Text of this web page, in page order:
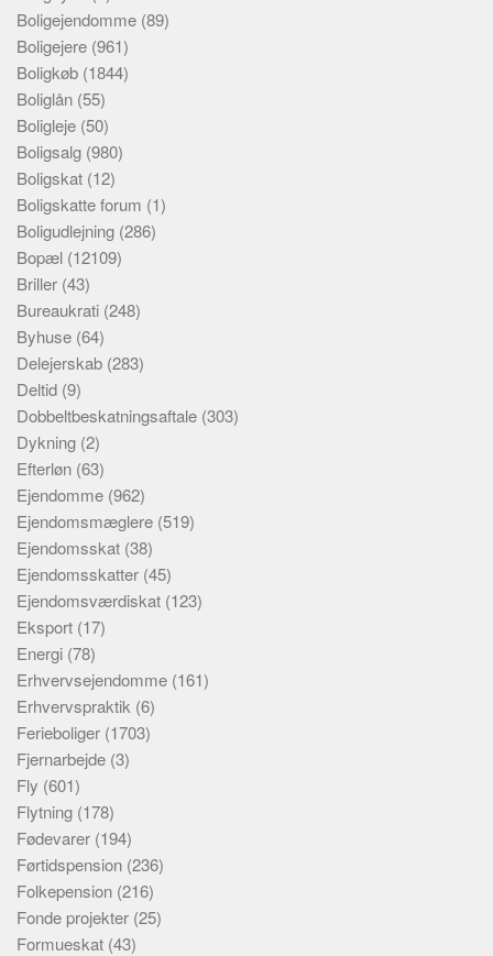
Boligejendomme (89)
Boligejere (961)
Boligkøb (1844)
Boliglån (55)
Boligleje (50)
Boligsalg (980)
Boligskat (12)
Boligskatte forum (1)
Boligudlejning (286)
Bopæl (12109)
Briller (43)
Bureaukrati (248)
Byhuse (64)
Delejerskab (283)
Deltid (9)
Dobbeltbeskatningsaftale (303)
Dykning (2)
Efterløn (63)
Ejendomme (962)
Ejendomsmæglere (519)
Ejendomsskat (38)
Ejendomsskatter (45)
Ejendomsværdiskat (123)
Eksport (17)
Energi (78)
Erhvervsejendomme (161)
Erhvervspraktik (6)
Ferieboliger (1703)
Fjernarbejde (3)
Fly (601)
Flytning (178)
Fødevarer (194)
Førtidspension (236)
Folkepension (216)
Fonde projekter (25)
Formueskat (43)